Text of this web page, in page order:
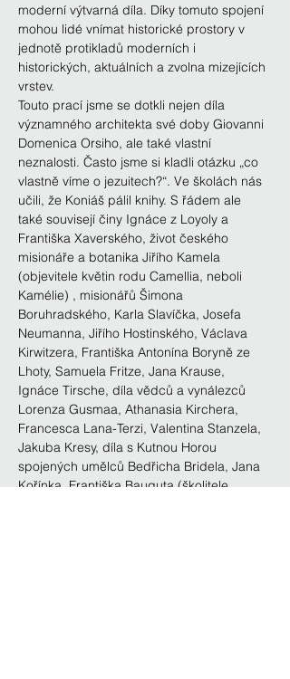
moderní výtvarná díla. Díky tomuto spojení
mohou lidé vnímat historické prostory v
jednotě protikladů moderních i
historických, aktuálních a zvolna mizejících
vrstev.
Touto prací jsme se dotkli nejen díla
významného architekta své doby Giovanni
Domenica Orsiho, ale také vlastní
neznalosti. Často jsme si kladli otázku „co
vlastně víme o jezuitech?“. Ve školách nás
učili, že Koniáš pálil knihy. S řádem ale
také souvisejí činy Ignáce z Loyoly a
Františka Xaverského, život českého
misionáře a botanika Jiřího Kamela
(objevitele květin rodu Camellia, neboli
Kamélie) , misionářů Šimona
Boruhradského, Karla Slavíčka, Josefa
Neumanna, Jiřího Hostinského, Václava
Kirwitzera, Františka Antonína Boryně ze
Lhoty, Samuela Fritze, Jana Krause,
Ignáce Tirsche, díla vědců a vynálezců
Lorenza Gusmaa, Athanasia Kirchera,
Francesca Lana-Terzi, Valentina Stanzela,
Jakuba Kresy, díla s Kutnou Horou
spojených umělců Bedřicha Bridela, Jana
Kořínka, Františka Bauguta (školitele